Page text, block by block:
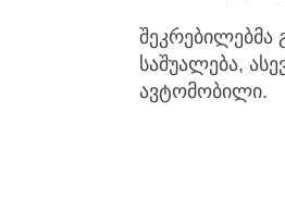
შეკრებილებმა
საშუალება,
ავტომობილი.